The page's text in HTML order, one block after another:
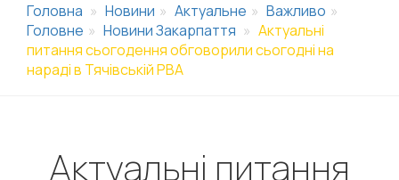
Головна Новини Актуальне
Важливо
Головне
Новини Закарпаття
Актуальні
питання сьогодення обговорили сьогодні на
нараді в Тячівській РВА
Актуальні питання